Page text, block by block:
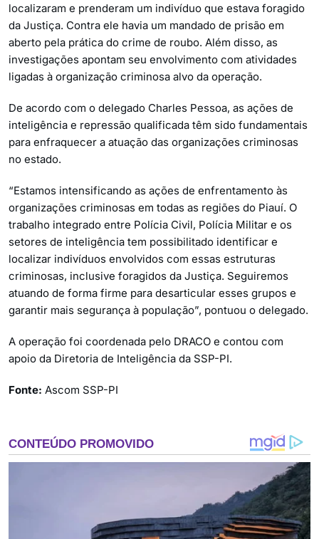
localizaram e prenderam um indivíduo que estava foragido
da Justiça. Contra ele havia um mandado de prisão em
aberto pela prática do crime de roubo. Além disso, as
investigações apontam seu envolvimento com atividades
ligadas à organização criminosa alvo da operação.
De acordo com o delegado Charles Pessoa, as ações de
inteligência e repressão qualificada têm sido fundamentais
para enfraquecer a atuação das organizações criminosas
no estado.
“Estamos intensificando as ações de enfrentamento às
organizações criminosas em todas as regiões do Piauí. O
trabalho integrado entre Polícia Civil, Polícia Militar e os
setores de inteligência tem possibilitado identificar e
localizar indivíduos envolvidos com essas estruturas
criminosas, inclusive foragidos da Justiça. Seguiremos
atuando de forma firme para desarticular esses grupos e
garantir mais segurança à população”, pontuou o delegado.
A operação foi coordenada pelo DRACO e contou com
apoio da Diretoria de Inteligência da SSP-PI.
Fonte: Ascom SSP-PI